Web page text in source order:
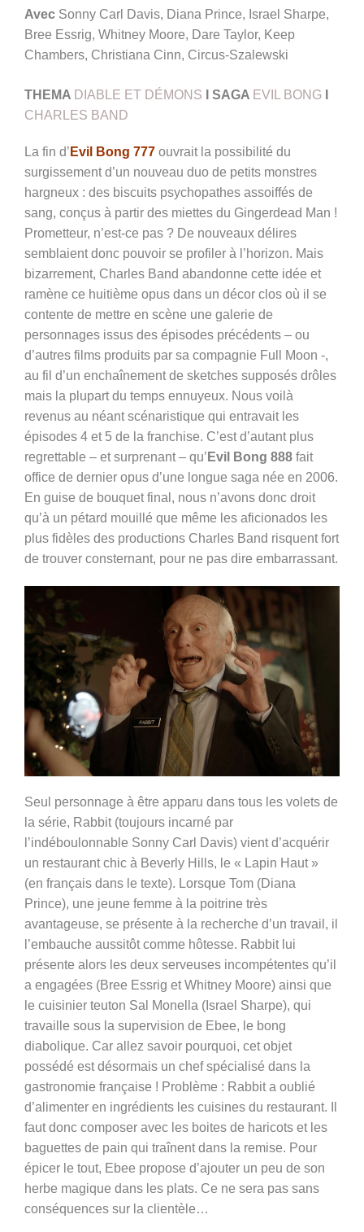
Avec Sonny Carl Davis, Diana Prince, Israel Sharpe,
Bree Essrig, Whitney Moore, Dare Taylor, Keep
Chambers, Christiana Cinn, Circus-Szalewski
THEMA DIABLE ET DÉMONS I SAGA EVIL BONG
CHARLES BAND
La fin d’ Evil Bong 777 ouvrait la possibilité du
surgissement d’un nouveau duo de petits monstres
hargneux : des biscuits psychopathes assoiffés de
sang, conçus à partir des miettes du Gingerdead Man !
Prometteur, n’est-ce pas ? De nouveaux délires
semblaient donc pouvoir se profiler à l’horizon. Mais
bizarrement, Charles Band abandonne cette idée et
ramène ce huitième opus dans un décor clos où il se
contente de mettre en scène une galerie de
personnages issus des épisodes précédents – ou
d’autres films produits par sa compagnie Full Moon -,
au fil d’un enchaînement de sketches supposés drôles
mais la plupart du temps ennuyeux. Nous voilà
revenus au néant scénaristique qui entravait les
épisodes 4 et 5 de la franchise. C’est d’autant plus
regrettable – et surprenant – qu’ Evil Bong 888 fait
office de dernier opus d’une longue saga née en 2006.
En guise de bouquet final, nous n’avons donc droit
qu’à un pétard mouillé que même les aficionados les
plus fidèles des productions Charles Band risquent fort
de trouver consternant, pour ne pas dire embarrassant.
Seul personnage à être apparu dans tous les volets de
la série, Rabbit (toujours incarné par
l’indéboulonnable Sonny Carl Davis) vient d’acquérir
un restaurant chic à Beverly Hills, le « Lapin Haut »
(en français dans le texte). Lorsque Tom (Diana
Prince), une jeune femme à la poitrine très
avantageuse, se présente à la recherche d’un travail, il
l’embauche aussitôt comme hôtesse. Rabbit lui
présente alors les deux serveuses incompétentes qu’il
a engagées (Bree Essrig et Whitney Moore) ainsi que
le cuisinier teuton Sal Monella (Israel Sharpe), qui
travaille sous la supervision de Ebee, le bong
diabolique. Car allez savoir pourquoi, cet objet
possédé est désormais un chef spécialisé dans la
gastronomie française ! Problème : Rabbit a oublié
d’alimenter en ingrédients les cuisines du restaurant. Il
faut donc composer avec les boites de haricots et les
baguettes de pain qui traînent dans la remise. Pour
épicer le tout, Ebee propose d’ajouter un peu de son
herbe magique dans les plats. Ce ne sera pas sans
conséquences sur la clientèle…